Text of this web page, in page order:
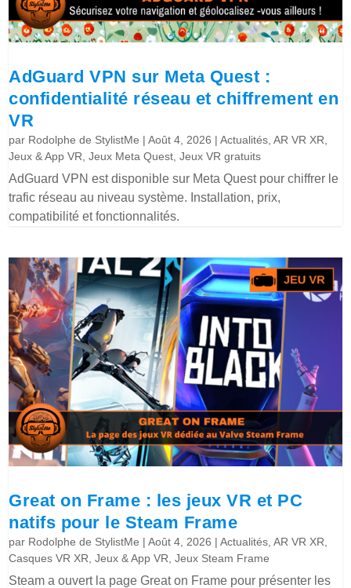
AdGuard VPN sur Meta Quest :
confidentialité réseau et chiffrement en
VR
par Rodolphe de StylistMe |Août 4, 2026 |Actualités ,AR VR XR
Jeux & App VR ,Jeux Meta Quest ,Jeux VR gratuits
AdGuard VPN est disponible sur Meta Quest pour chiffrer le
trafic réseau au niveau système. Installation, prix,
compatibilité et fonctionnalités.
Great on Frame : les jeux VR et PC
natifs pour le Steam Frame
par Rodolphe de StylistMe |Août 4, 2026 |Actualités ,AR VR XR
Casques VR XR ,Jeux & App VR ,Jeux Steam Frame
Steam a ouvert la page Great on Frame pour présenter les